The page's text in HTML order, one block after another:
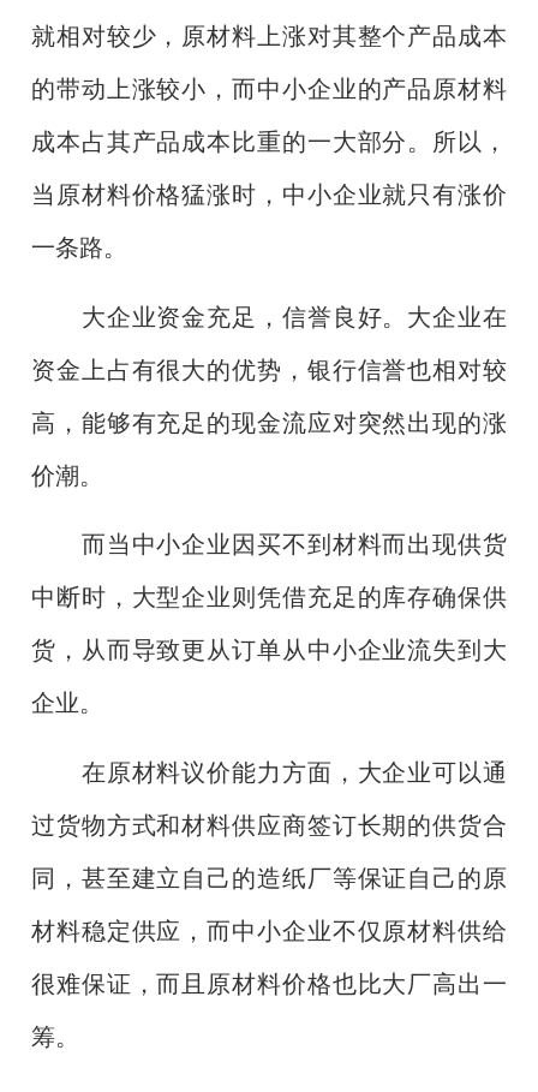
就相对较少，原材料上涨对其整个产品成本
的带动上涨较小，而中小企业的产品原材料
成本占其产品成本比重的一大部分。所以，
当原材料价格猛涨时，中小企业就只有涨价
一条路。
大企业资金充足，信誉良好。大企业在
资金上占有很大的优势，银行信誉也相对较
高，能够有充足的现金流应对突然出现的涨
价潮。
而当中小企业因买不到材料而出现供货
中断时，大型企业则凭借充足的库存确保供
货，从而导致更从订单从中小企业流失到大
企业。
在原材料议价能力方面，大企业可以通
过货物方式和材料供应商签订长期的供货合
同，甚至建立自己的造纸厂等保证自己的原
材料稳定供应，而中小企业不仅原材料供给
很难保证，而且原材料价格也比大厂高出一
筹。